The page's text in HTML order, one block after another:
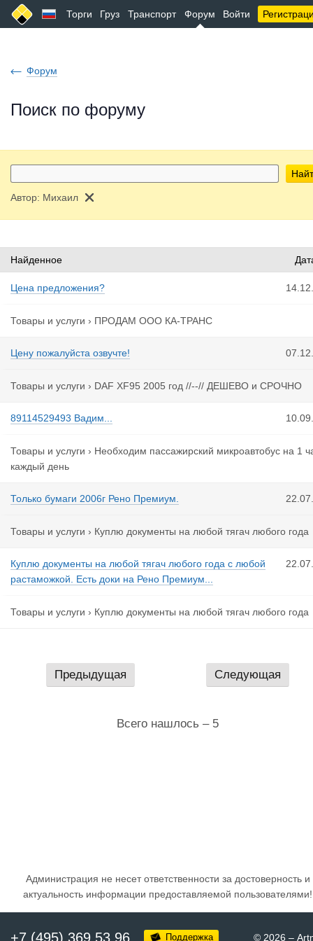
Торги Груз Транспорт Форум Войти
Форум
Поиск по форуму
Автор: Михаил
Найденное
Цена предложения?
Товары и услуги › ПРОДАМ ООО КА-ТРАНС
Цену пожалуйста озвучте!
Товары и услуги › DAF XF95 2005 год //--// ДЕШЕВО и СРОЧНО
89114529493 Вадим...
Товары и услуги › Необходим пассажирский микроавтобус на 1
каждый день
Только бумаги 2006г Рено Премиум.
Товары и услуги › Куплю документы на любой тягач любого года
Куплю документы на любой тягач любого года с любой
растаможкой. Есть доки на Рено Премиум...
Товары и услуги › Куплю документы на любой тягач любого года
Предыдущая Следующая
Всего нашлось – 5
Администрация не несет ответственности за достоверность и
актуальность информации предоставляемой пользователями!
+7 (495) 369 53 96 Поддержка © 2026 –